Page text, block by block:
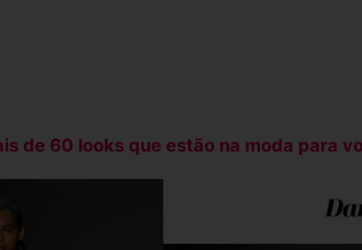
de 60 looks que estão na moda para